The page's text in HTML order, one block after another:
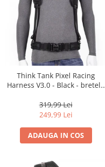
Think Tank Pixel Racing
Harness V3.0 - Black - bretele
319,99 Lei
249,99 Lei
ADAUGA IN COS